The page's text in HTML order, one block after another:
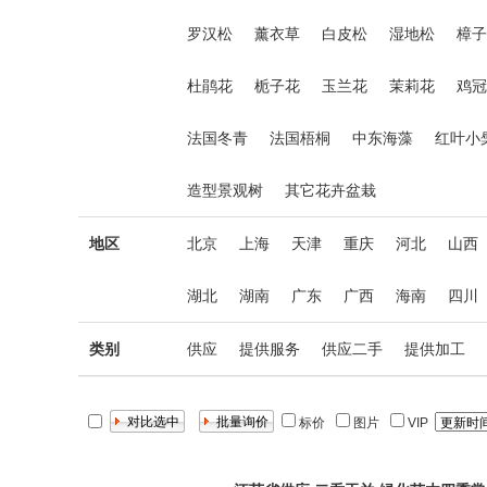
罗汉松 薰衣草 白皮松 湿地松 樟
杜鹃花 栀子花 玉兰花 茉莉花 鸡
法国冬青 法国梧桐 中东海藻 红叶小
造型景观树 其它花卉盆栽
地区 北京 上海 天津 重庆 河北 山西
湖北 湖南 广东 广西 海南 四川
类别 供应 提供服务 供应二手 提供加工
标价 图片 VIP